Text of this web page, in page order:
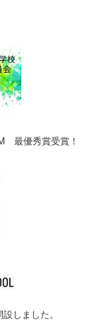
最優秀賞受賞！
しました。